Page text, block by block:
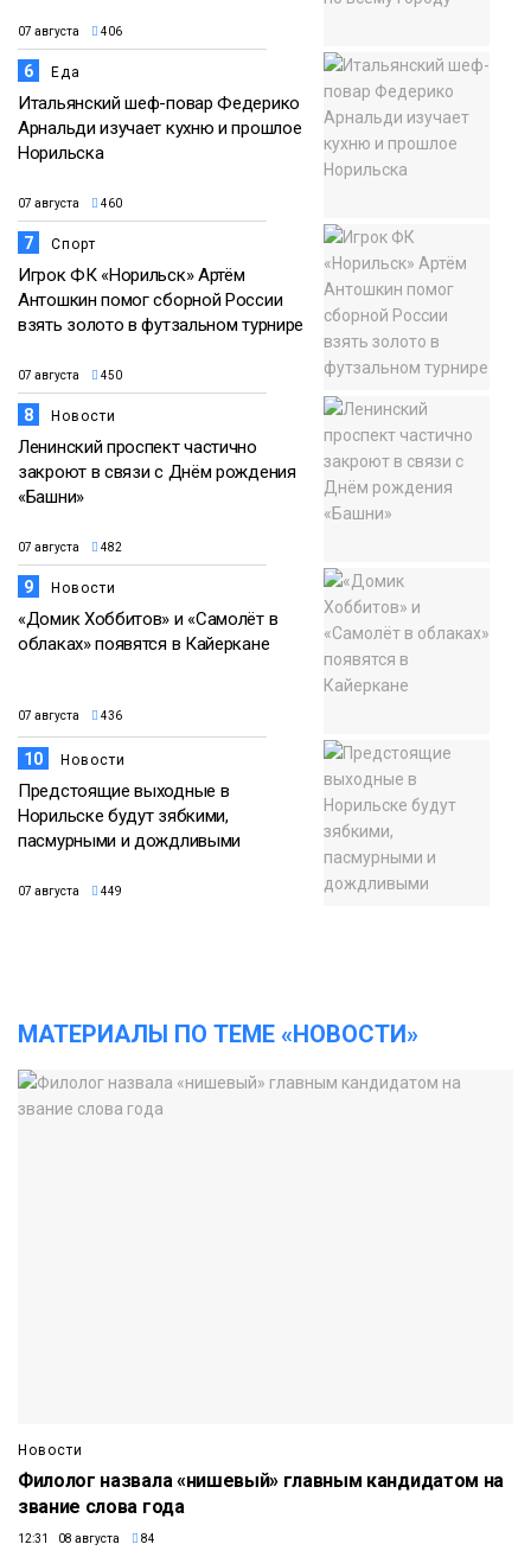
07 августа 406
6 Еда
Итальянский шеф-повар Федерико
Арнальди изучает кухню и прошлое
Норильска
07 августа 460
7 Спорт
Игрок ФК «Норильск» Артём
Антошкин помог сборной России
взять золото в футзальном турнире
07 августа 450
8 Новости
Ленинский проспект частично
закроют в связи с Днём рождения
«Башни»
07 августа 482
9 Новости
«Домик Хоббитов» и «Самолёт в
облаках» появятся в Кайеркане
07 августа 436
10 Новости
Предстоящие выходные в
Норильске будут зябкими,
пасмурными и дождливыми
07 августа 449
МАТЕРИАЛЫ ПО ТЕМЕ «НОВОСТИ»
Новости
Филолог назвала «нишевый» главным кандидатом на
звание слова года
12:31 08 августа 84